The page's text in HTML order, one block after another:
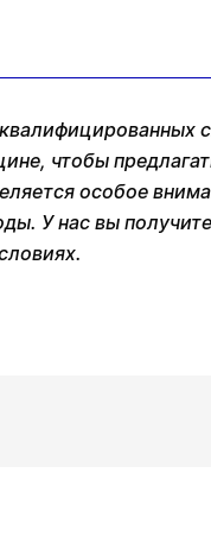
чтобы
особое
У нас вы получите